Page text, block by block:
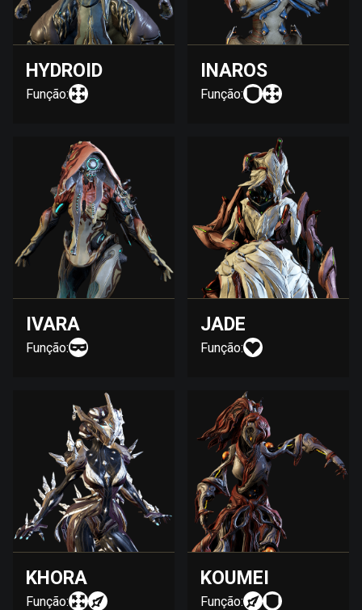
HYDROID
Função:
INAROS
Função:
IVARA
Função:
JADE
Função:
KHORA
Função:
KOUMEI
Função: